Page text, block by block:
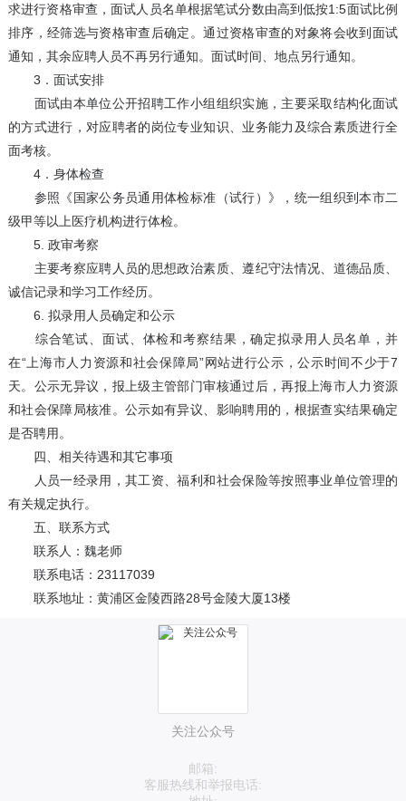
求进行资格审查，面试人员名单根据笔试分数由高到低按1:5面试比例
排序，经筛选与资格审查后确定。通过资格审查的对象将会收到面试
通知，其余应聘人员不再另行通知。面试时间、地点另行通知。
3．面试安排
面试由本单位公开招聘工作小组组织实施，主要采取结构化面试
的方式进行，对应聘者的岗位专业知识、业务能力及综合素质进行全
面考核。
4．身体检查
参照《国家公务员通用体检标准（试行）》，统一组织到本市二
级甲等以上医疗机构进行体检。
5. 政审考察
主要考察应聘人员的思想政治素质、遵纪守法情况、道德品质、
诚信记录和学习工作经历。
6. 拟录用人员确定和公示
综合笔试、面试、体检和考察结果，确定拟录用人员名单，并
在“上海市人力资源和社会保障局”网站进行公示，公示时间不少于7
天。公示无异议，报上级主管部门审核通过后，再报上海市人力资源
和社会保障局核准。公示如有异议、影响聘用的，根据查实结果确定
是否聘用。
四、相关待遇和其它事项
人员一经录用，其工资、福利和社会保险等按照事业单位管理的
有关规定执行。
五、联系方式
联系人：魏老师
联系电话：23117039
联系地址：黄浦区金陵西路28号金陵大厦13楼
关注公众号
邮箱:
客服热线和举报电话: